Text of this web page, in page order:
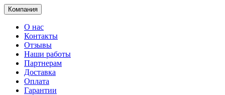
Компания
О нас
Контакты
Отзывы
Наши работы
Партнерам
Доставка
Оплата
Гарантии